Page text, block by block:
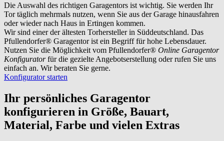
Die Auswahl des richtigen Garagentors ist wichtig. Sie werden Ihr
Tor täglich mehrmals nutzen, wenn Sie aus der Garage hinausfahren
oder wieder nach Haus in Ertingen kommen.
Wir sind einer der ältesten Torhersteller in Süddeutschland. Das
Pfullendorfer® Garagentor ist ein Begriff für hohe Lebensdauer.
Nutzen Sie die Möglichkeit vom Pfullendorfer® Online Garagentor
Konfiguratorfür die gezielte Angebotserstellung oder rufen Sie uns
einfach an. Wir beraten Sie gerne.
Konfigurator starten
Ihr persönliches Garagentor
konfigurieren in Größe, Bauart,
Material, Farbe und vielen Extras